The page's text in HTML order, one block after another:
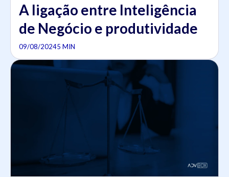
A ligação entre Inteligência
de Negócio e produtividade
09/08/20245 MIN